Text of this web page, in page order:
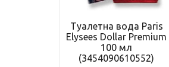
Туалетна вода Paris
Elysees Dollar Premium
100 мл
(3454090610552)